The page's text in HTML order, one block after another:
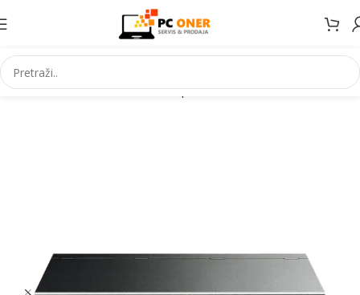
Početna Informatika Mrežna oprema Switch-evi